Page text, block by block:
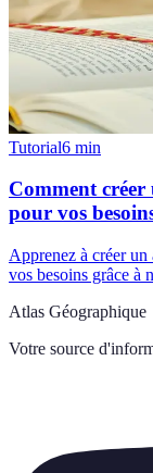
Tutorial6 min
Comment créer
pour vos
Apprenez à créer un
vos besoins grâce à
Atlas Géographique
Votre source